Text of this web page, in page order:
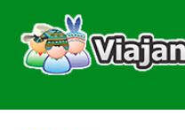
contenido